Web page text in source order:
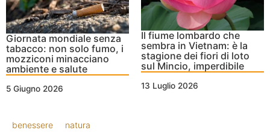
Giornata mondiale senza
tabacco: non solo fumo, i
mozziconi minacciano
ambiente e salute
5 Giugno 2026
Il fiume lombardo che
sembra in Vietnam: è la
stagione dei fiori di loto
sul Mincio, imperdibile
13 Luglio 2026
benessere natura